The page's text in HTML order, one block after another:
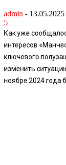
admin - 13.05.2025
5
Как уже
интересов
ключевого
изменить
ноябре 2024 года